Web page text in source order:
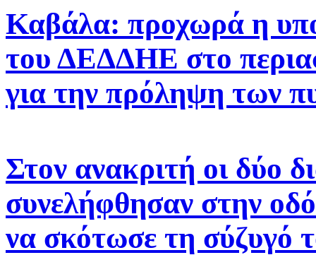
Καβάλα: προχωρά η
του ΔΕΔΔΗΕ στο
για την πρόληψη των
Στον ανακριτή οι δύο
συνελήφθησαν στην
να σκότωσε τη σύζυγό